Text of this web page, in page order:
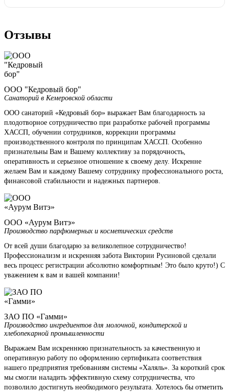
Отзывы
ООО "Кедровый бор"
Санаторий в Кемеровской области
ООО санаторий «Кедровый бор» выражает Вам благодарность за
плодотворное сотрудничество при разработке рабочей программы
ХАССП, обучении сотрудников, коррекции программы
производственного контроля по принципам ХАССП. Особенно
признательны Вам и Вашему коллективу за порядочность,
оперативность и серьезное отношение к своему делу. Искренне
желаем Вам и каждому Вашему сотруднику профессионального роста,
финансовой стабильности и надежных партнеров.
ООО «Аурум Витэ»
Производство парфюмерных и косметических средств
От всей души благодарю за великолепное сотрудничество!
Профессионализм и искренняя забота Виктории Русиновой сделали
весь процесс регистрации абсолютно комфортным! Это было круто!) С
уважением к вам и вашей компании!
ЗАО ПО «Гамми»
Производство ингредиентов для молочной, кондитерской и
хлебопекарной промышленности
Выражаем Вам искреннюю признательность за качественную и
оперативную работу по оформлению сертификата соответствия
нашего предприятия требованиям системы «Халяль». За короткий срок
мы смогли наладить эффективную схему сотрудничества, что
позволило достигнуть необходимого результата. Хотелось бы отметить